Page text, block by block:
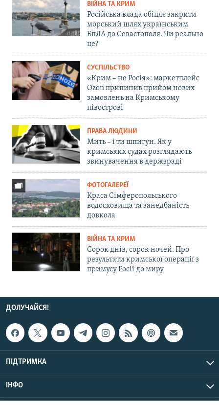
ВІЙНА ТА КРИМ
Російська влада обіцяє закрити
морський шлях українським
БпЛА до Севастополя. Чи реально
це?
СУСПІЛЬСТВО
«Крим – не Росія»: маркетплейс
Ozon припинив прийом нових
замовлень на Кримському
півострові
ПРАВА ЛЮДИНИ
Мить – і ти шпигун. Як у
кримських судах розглядають
звинувачення в держзраді
ФОТОГАЛЕРЕЇ
Краса Сімферопольського
водосховища та занедбаність
довкола
ВІЙНА ТА КРИМ
Сорок днів, сорок ночей. Про
результати кримської операції з
примусу Росії до миру
ДОЛУЧАЙСЯ!
ПІДТРИМКА
ІНФО